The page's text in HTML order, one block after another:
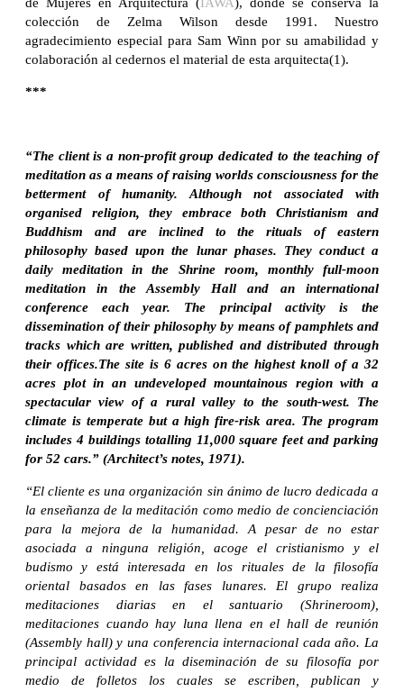
colección de Zelma Wilson desde 1991. Nuestro
agradecimiento especial para Sam Winn por su amabilidad y
colaboración al cedernos el material de esta arquitecta(1).
***
“The client is a non-profit group dedicated to the teaching of
meditation as a means of raising worlds consciousness for the
betterment of humanity. Although not associated with
organised religion, they embrace both Christianism and
Buddhism and are inclined to the rituals of eastern
philosophy based upon the lunar phases. They conduct a
daily meditation in the Shrine room, monthly full-moon
meditation in the Assembly Hall and an international
conference each year. The principal activity is the
dissemination of their philosophy by means of pamphlets and
tracks which are written, published and distributed through
their offices.The site is 6 acres on the highest knoll of a 32
acres plot in an undeveloped mountainous region with a
spectacular view of a rural valley to the south-west. The
climate is temperate but a high fire-risk area. The program
includes 4 buildings totalling 11,000 square feet and parking
for 52 cars.” (Architect’s notes, 1971).
“El cliente es una organización sin ánimo de lucro dedicada a
la enseñanza de la meditación como medio de concienciación
para la mejora de la humanidad. A pesar de no estar
asociada a ninguna religión, acoge el cristianismo y el
budismo y está interesada en los rituales de la filosofía
oriental basados en las fases lunares. El grupo realiza
meditaciones diarias en el santuario (Shrineroom),
meditaciones cuando hay luna llena en el hall de reunión
(Assembly hall) y una conferencia internacional cada año. La
principal actividad es la diseminación de su filosofía por
medio de folletos los cuales se escriben, publican y